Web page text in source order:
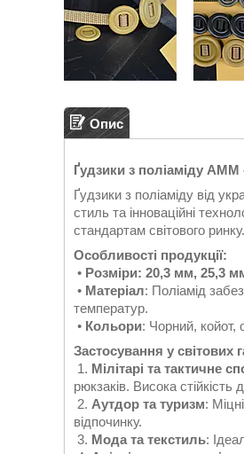
Опис
Ґудзики з поліаміду
Ґудзики з поліаміду від
стиль та інноваційні
стандартам світового ринку.
Особливості продукції:
• Розміри: 20,3 мм, 25,3
• Матеріал: Поліамід
температур.
• Кольори: Чорний, койот,
Застосування у світових
1. Мілітарі та тактичне
рюкзаків. Висока
2. Аутдор та туризм:
відпочинку.
3. Мода та текстиль: